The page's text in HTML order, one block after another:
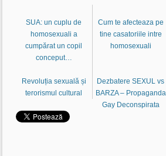
SUA: un cuplu de
homosexuali a
cumpărat un copil
conceput…
Cum te afecteaza pe
tine casatoriile intre
homosexuali
Revoluția sexuală și
terorismul cultural
Dezbatere SEXUL vs
BARZA – Propaganda
Gay Deconspirata